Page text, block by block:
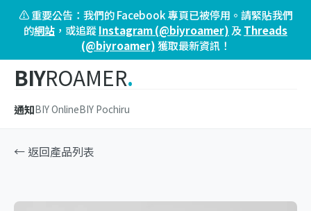
⚠️ 重要公告：我們的 Facebook 專頁已被停用。請緊貼我們
的網站 ，或追蹤Instagram (@biyroamer) 及 Threads
(@biyroamer)獲取最新資訊！
BIYROAMER.
通知BIY OnlineBIY Pochiru
← 返回產品列表